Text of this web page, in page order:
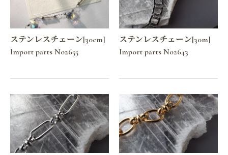
ステンレスチェーン[30cm]
Import parts No2655
ステンレスチェーン[30m]
Import parts No2643